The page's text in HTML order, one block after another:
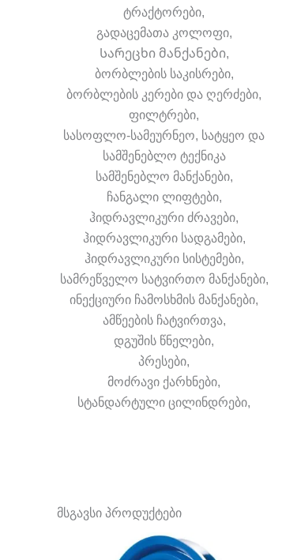
ტრაქტორები,
გადაცემათა კოლოფი,
Სარეცხი მანქანები,
ბორბლების საკისრები,
ბორბლების კერები და ღერძები,
ფილტრები,
სასოფლო-სამეურნეო, სატყეო და
სამშენებლო ტექნიკა
სამშენებლო მანქანები,
ჩანგალი ლიფტები,
ჰიდრავლიკური ძრავები,
ჰიდრავლიკური სადგამები,
ჰიდრავლიკური სისტემები,
სამრეწველო სატვირთო მანქანები,
ინექციური ჩამოსხმის მანქანები,
ამწეების ჩატვირთვა,
დგუშის წნელები,
პრესები,
მოძრავი ქარხნები,
სტანდარტული ცილინდრები,
მსგავსი პროდუქტები